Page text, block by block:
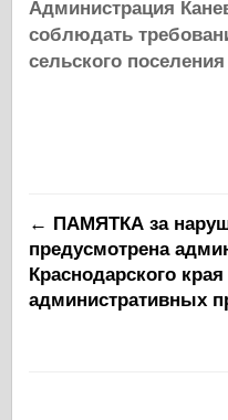
Администрация
соблюдать
сельского
← ПАМЯТКА за
предусмотрена
Краснодарского
административных